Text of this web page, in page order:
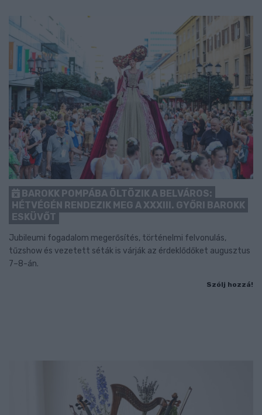
BAROKK POMPÁBA ÖLTÖZIK A BELVÁROS:
HÉTVÉGÉN RENDEZIK MEG A XXXIII. GYŐRI BAROKK
ESKÜVŐT
Jubileumi fogadalom megerősítés, történelmi felvonulás,
tűzshow és vezetett séták is várják az érdeklődőket augusztus
7–8-án.
Szólj hozzá!